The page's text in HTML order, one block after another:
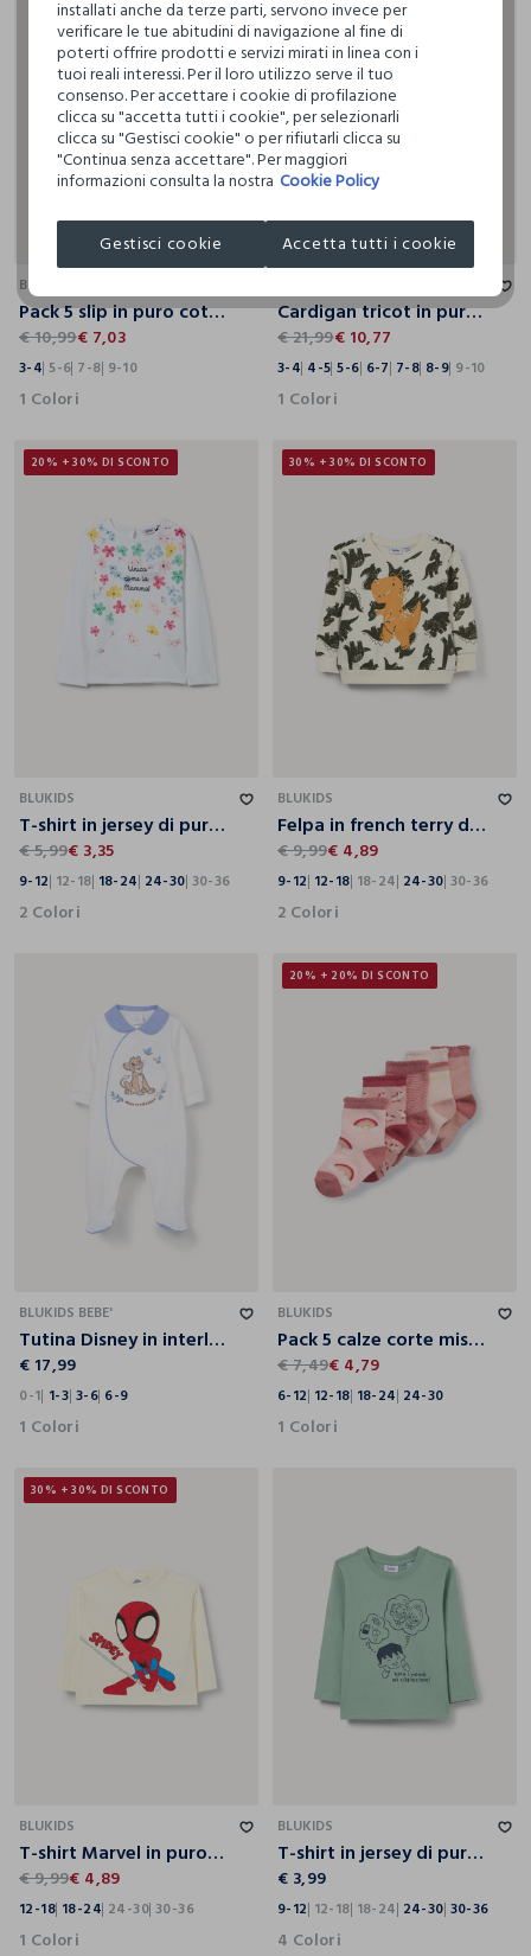
9-10
BLUKIDS
Pack 5 slip in puro cotone bambino
€ 10,99€ 7,03
3-4 5-6 7-8 9-10
1 Colori
3-4 4-5 5-6 6-7 7-8 8-9 9-10
Cardigan tricot in puro cotone bambina
€ 21,99€ 10,77
3-4 4-5 5-6 6-7 7-8 8-9 9-10
1 Colori
20% + 30% DI SCONTO
BLUKIDS
T-shirt in jersey di puro cotone bimba
€ 5,99€ 3,35
9-12 12-18 18-24 24-30 30-36
2 Colori
30% + 30% DI SCONTO
BLUKIDS
Felpa in french terry di puro cotone bimbo
€ 9,99€ 4,89
9-12 12-18 18-24 24-30 30-36
2 Colori
BLUKIDS BEBE'
Tutina Disney in interlock di puro cotone neonato
€ 17,99
0-1 1-3 3-6 6-9
1 Colori
20% + 20% DI SCONTO
BLUKIDS
Pack 5 calze corte misto cotone
€ 7,49€ 4,79
6-12 12-18 18-24 24-30
1 Colori
30% + 30% DI SCONTO
BLUKIDS
T-shirt Marvel in puro cotone bimbo
€ 9,99€ 4,89
12-18 18-24 24-30 30-36
1 Colori
BLUKIDS
T-shirt in jersey di puro cotone bimbo
€ 3,99
9-12 12-18 18-24 24-30 30-36
4 Colori
installati anche da terze parti, servono invece per
verificare le tue abitudini di navigazione al fine di
poterti offrire prodotti e servizi mirati in linea con i
tuoi reali interessi. Per il loro utilizzo serve il tuo
consenso. Per accettare i cookie di profilazione
clicca su "accetta tutti i cookie", per selezionarli
clicca su "Gestisci cookie" o per rifiutarli clicca su
"Continua senza accettare". Per maggiori
informazioni consulta la nostra Cookie Policy
Gestisci cookie Accetta tutti i cookie